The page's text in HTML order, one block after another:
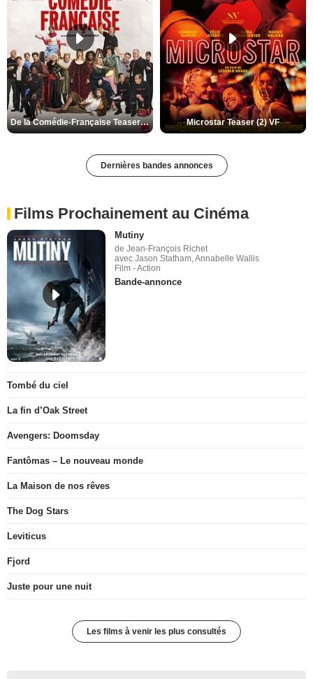
De la Comédie-Française Teaser (3) VF Microstar Teaser (2) VF
Dernières bandes annonces
Films Prochainement au Cinéma
Mutiny
de Jean-François Richet
avec Jason Statham, Annabelle Wallis
Film - Action
Bande-annonce
Tombé du ciel
La fin d’Oak Street
Avengers: Doomsday
Fantômas – Le nouveau monde
La Maison de nos rêves
The Dog Stars
Leviticus
Fjord
Juste pour une nuit
Les films à venir les plus consultés